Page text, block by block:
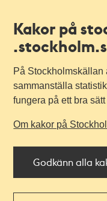
Kakor på
På Stockholmskällan
sammanställa
fungera på ett bra sätt
Om kakor på
Godkänn alla